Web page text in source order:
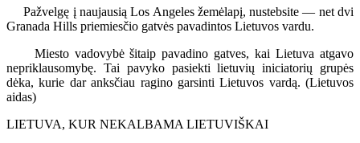
Pažvelgę į naujausią Los Angeles žemėlapį, nustebsite — net dvi
Granada Hills priemiesčio gatvės pavadintos Lietuvos vardu.
Miesto vadovybė šitaip pavadino gatves, kai Lietuva atgavo
nepriklausomybę. Tai pavyko pasiekti lietuvių iniciatorių grupės
dėka, kurie dar anksčiau ragino garsinti Lietuvos vardą. (Lietuvos
aidas)
LIETUVA, KUR NEKALBAMA LIETUVIŠKAI